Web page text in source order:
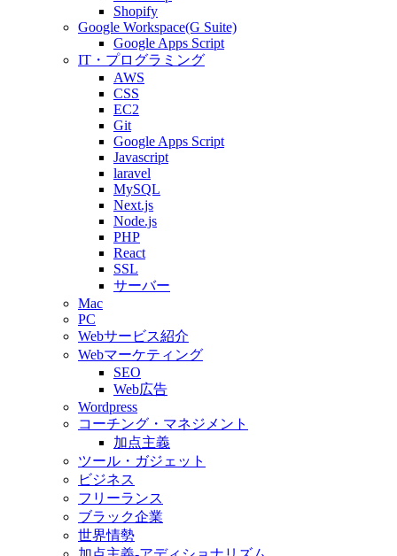
Shopify
Google Workspace(G Suite)
Google Apps Script
IT・プログラミング
AWS
CSS
EC2
Git
Google Apps Script
Javascript
laravel
MySQL
Next.js
Node.js
PHP
React
SSL
サーバー
Mac
PC
Webサービス紹介
Webマーケティング
SEO
Web広告
Wordpress
コーチング・マネジメント
加点主義
ツール・ガジェット
ビジネス
フリーランス
ブラック企業
世界情勢